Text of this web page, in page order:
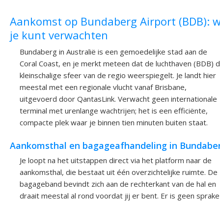
Aankomst op Bundaberg Airport (BDB):
je kunt verwachten
Bundaberg in Australië is een gemoedelijke stad aan de
Coral Coast, en je merkt meteen dat de luchthaven (BDB)
kleinschalige sfeer van de regio weerspiegelt. Je landt hier
meestal met een regionale vlucht vanaf Brisbane,
uitgevoerd door QantasLink. Verwacht geen internationale
terminal met urenlange wachtrijen; het is een efficiënte,
compacte plek waar je binnen tien minuten buiten staat.
Aankomsthal en bagageafhandeling in
Je loopt na het uitstappen direct via het platform naar de
aankomsthal, die bestaat uit één overzichtelijke ruimte. De
bagageband bevindt zich aan de rechterkant van de hal en
draait meestal al rond voordat jij er bent. Er is geen sprake